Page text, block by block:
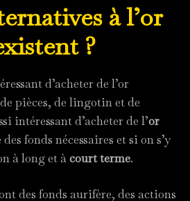
à l’or
?
d’acheter de l’or
pièces, de lingotin et de
intéressant d’acheter de l’or
fonds nécessaires et si on s’y
à long et àcourt terme.
des fonds aurifère, des actions